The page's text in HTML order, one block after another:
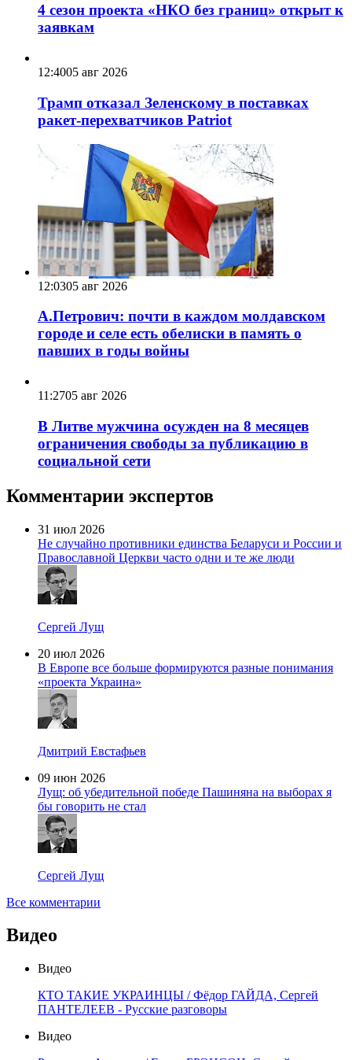
4 сезон проекта «НКО без границ» открыт к
заявкам
12:4005 авг 2026
Трамп отказал Зеленскому в поставках
ракет-перехватчиков Patriot
12:0305 авг 2026
А.Петрович: почти в каждом молдавском
городе и селе есть обелиски в память о
павших в годы войны
11:2705 авг 2026
В Литве мужчина осужден на 8 месяцев
ограничения свободы за публикацию в
социальной сети
Комментарии экспертов
31 июл 2026
Не случайно противники единства Беларуси и России и
Православной Церкви часто одни и те же люди
Сергей Лущ
20 июл 2026
В Европе все больше формируются разные понимания
«проекта Украина»
Дмитрий Евстафьев
09 июн 2026
Лущ: об убедительной победе Пашиняна на выборах я
бы говорить не стал
Сергей Лущ
Все комментарии
Видео
Видео
КТО ТАКИЕ УКРАИНЦЫ / Фёдор ГАЙДА, Сергей
ПАНТЕЛЕЕВ - Русские разговоры
Видео